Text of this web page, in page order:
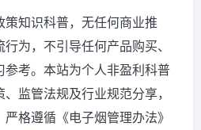
知识科普，无任何商业推
为，不引导任何产品购买、
考。本站为个人非盈利科普
监管法规及行业规范分享，
格遵循《电子烟管理办法》